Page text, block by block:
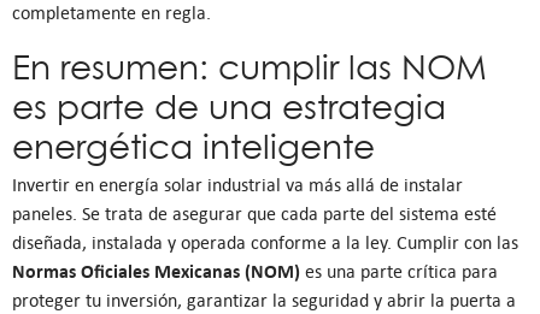
completamente en regla.
En resumen: cumplir las NOM
es parte de una estrategia
energética inteligente
Invertir en energía solar industrial va más allá de instalar
paneles. Se trata de asegurar que cada parte del sistema esté
diseñada, instalada y operada conforme a la ley. Cumplir con las
Normas Oficiales Mexicanas (NOM) es una parte crítica para
proteger tu inversión, garantizar la seguridad y abrir la puerta a